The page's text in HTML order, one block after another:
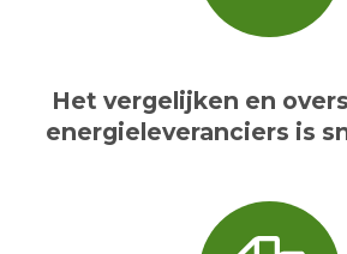
Het vergelijken en
energieleveranciers is